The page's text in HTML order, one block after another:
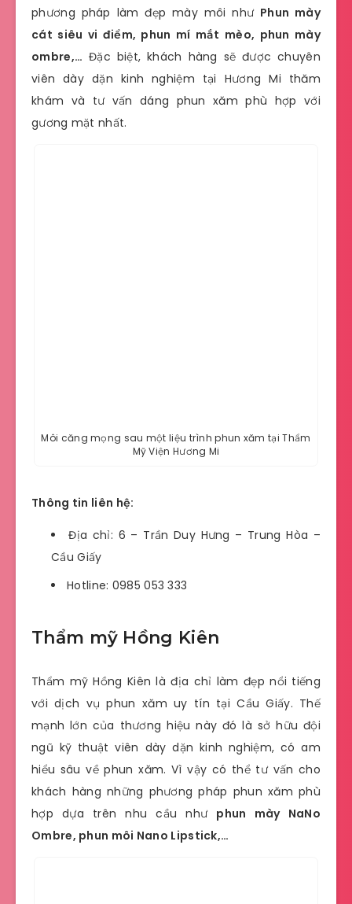
phương pháp làm đẹp mày môi như Phun mày
cát siêu vi điểm, phun mí mắt mèo, phun mày
ombre,… Đặc biệt, khách hàng sẽ được chuyên
viên dày dặn kinh nghiệm tại Hương Mi thăm
khám và tư vấn dáng phun xăm phù hợp với
gương mặt nhất.
Môi căng mọng sau một liệu trình phun xăm tại Thẩm
Mỹ Viện Hương Mi
Thông tin liên hệ:
Địa chỉ: 6 – Trần Duy Hưng – Trung Hòa –
Cầu Giấy
Hotline: 0985 053 333
Thẩm mỹ Hồng Kiên
Thẩm mỹ Hồng Kiên là địa chỉ làm đẹp nổi tiếng
với dịch vụ phun xăm uy tín tại Cầu Giấy. Thế
mạnh lớn của thương hiệu này đó là sở hữu đội
ngũ kỹ thuật viên dày dặn kinh nghiệm, có am
hiểu sâu về phun xăm. Vì vậy có thể tư vấn cho
khách hàng những phương pháp phun xăm phù
hợp dựa trên nhu cầu như phun mày NaNo
Ombre, phun môi Nano Lipstick,…